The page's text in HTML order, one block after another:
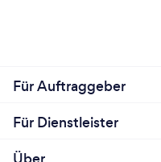
Für Auftraggeber
Für Dienstleister